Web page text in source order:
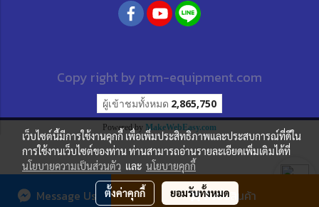
สั่งซื้อสินค้า
Message Us
Copy right by ptm-equipment.com
ผู้เข้าชมวันนี้ 663
Powered by MakeWebEasy.com
เว็บไซต์นี้มีการใช้งานคุกกี้ เพื่อเพิ่มประสิทธิภาพและประสบการณ์ที่ดีใน
การใช้งานเว็บไซต์ของท่าน ท่านสามารถอ่านรายละเอียดเพิ่มเติมได้ที่
นโยบายความเป็นส่วนตัว และ นโยบายคุกกี้
ตั้งค่าคุกกี้ ยอมรับทั้งหมด